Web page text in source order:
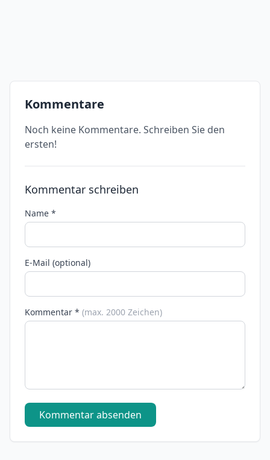
Kommentare
Noch keine Kommentare. Schreiben Sie den
ersten!
Kommentar schreiben
Name *
E-Mail (optional)
Kommentar * (max. 2000 Zeichen)
Kommentar absenden